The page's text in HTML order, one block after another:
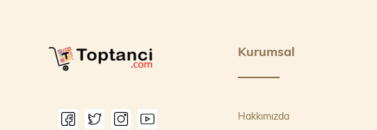
Kurumsal
Hakkımızda